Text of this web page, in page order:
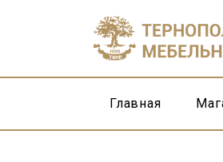
Главная